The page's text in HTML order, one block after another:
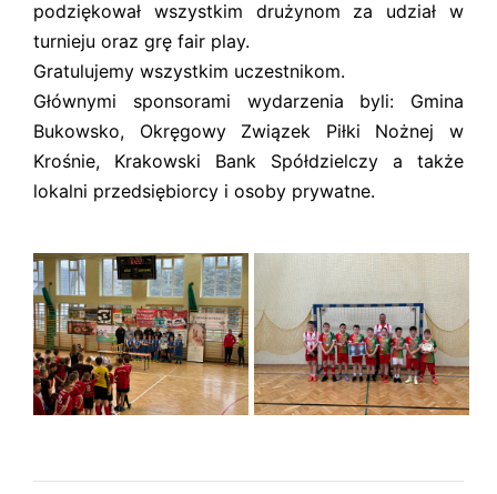
podziękował wszystkim drużynom za udział w
turnieju oraz grę fair play.
Gratulujemy wszystkim uczestnikom.
Głównymi sponsorami wydarzenia byli: Gmina
Bukowsko, Okręgowy Związek Piłki Nożnej w
Krośnie, Krakowski Bank Spółdzielczy a także
lokalni przedsiębiorcy i osoby prywatne.